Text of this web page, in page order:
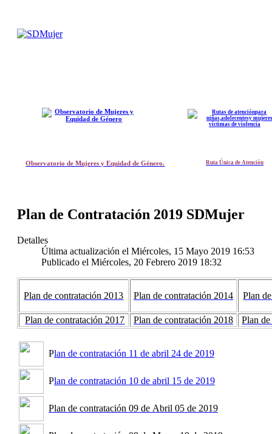
Observatorio de Mujeres y Equidad de Género. Ruta Única de Atención
Plan de Contratación 2019 SDMujer
Detalles
Última actualización el Miércoles, 15 Mayo 2019 16:53
Publicado el Miércoles, 20 Febrero 2019 18:32
Plan de contratación 2013 Plan de contratación 2014 Plan
Plan de contratación 2017 Plan de contratación 2018 Plan
Plan de contratación 11 de abril 24 de 2019
Plan de contratación 10 de abril 15 de 2019
Plan de contratación 09 de Abril 05 de 2019